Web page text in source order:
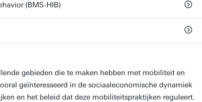
(BMS-HIB)
gebieden die te maken hebben met mobiliteit en
geïnteresseerd in de sociaaleconomische dynamiek
en het beleid dat deze mobiliteitspraktijken reguleert.